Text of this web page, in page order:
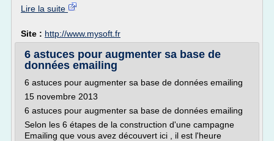
Lire la suite
Site : http://www.mysoft.fr
6 astuces pour augmenter sa base de
données emailing
6 astuces pour augmenter sa base de données emailing
15 novembre 2013
6 astuces pour augmenter sa base de données emailing
Selon les 6 étapes de la construction d'une campagne
Emailing que vous avez découvert ici , il est l'heure